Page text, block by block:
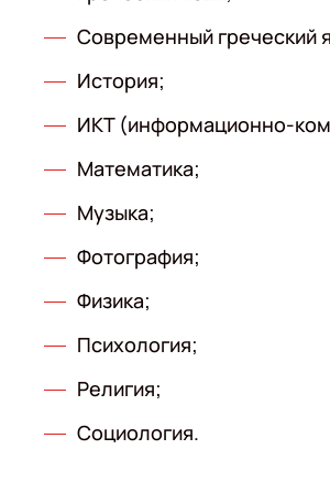
Современный греческий
История;
ИКТ (информационно-
Математика;
Музыка;
Фотография;
Физика;
Психология;
Религия;
Социология.